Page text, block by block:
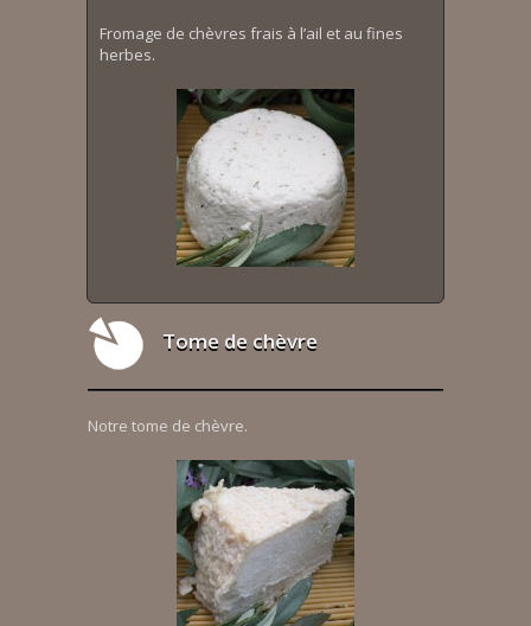
Fromage de chèvres frais à l’ail et au fines
herbes.
Tome de chèvre
Notre tome de chèvre.